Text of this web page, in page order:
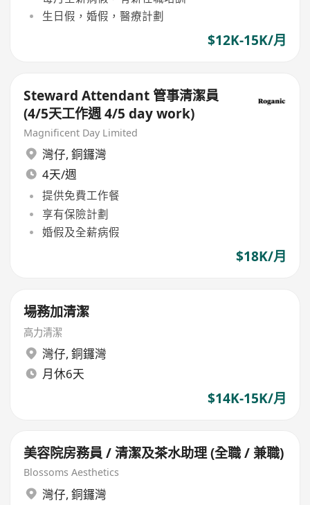
生日假，婚假，醫療計劃
$12K-15K/月
Steward Attendant 管事清潔員
(4/5天工作週 4/5 day work)
Magnificent Day Limited
灣仔, 銅鑼灣
4天/週
提供免費工作餐
享有保險計劃
婚假及全薪病假
$18K/月
場務加清潔
高力清潔
灣仔, 銅鑼灣
月休6天
$14K-15K/月
美容院房務員 / 清潔及茶水助理 (全職 / 兼職)
Blossoms Aesthetics
灣仔, 銅鑼灣